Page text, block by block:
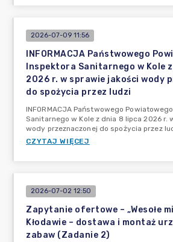
2026-07-09 11:56
INFORMACJA Państwowego
Inspektora Sanitarnego w Kole
2026 r. w sprawie jakości wody
do spożycia przez ludzi
INFORMACJA Państwowego
Sanitarnego w Kole z dnia 8 lipca 2026 r.
wody przeznaczonej do spożycia przez
CZYTAJ WIĘCEJ
2026-07-02 12:50
Zapytanie ofertowe – „Wesołe
Kłodawie – dostawa i montaż
zabaw (Zadanie 2)